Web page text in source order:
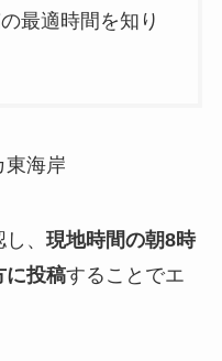
最適時間を知り
東海岸
、 現地時間の朝8時
に投稿することでエ